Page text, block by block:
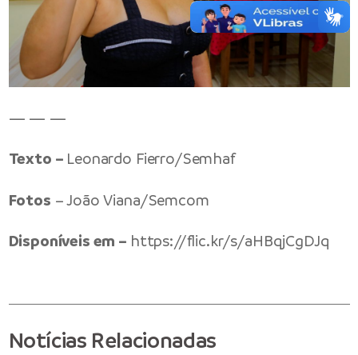
— — —
Texto – Leonardo Fierro/Semhaf
Fotos – João Viana/Semcom
Disponíveis em – https://flic.kr/s/aHBqjCgDJq
Notícias Relacionadas